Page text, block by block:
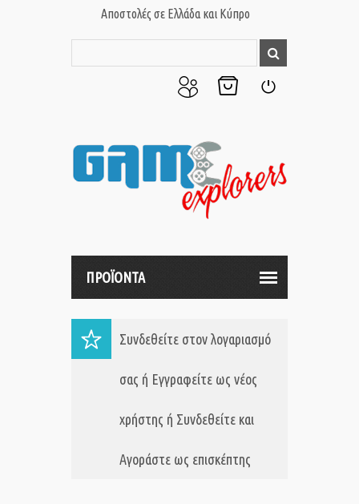
Αποστολές σε Ελλάδα και Κύπρο
μου
ΠΡΟΪΟΝΤΑ
Συνδεθείτε στον λογαριασμό
σας ή Εγγραφείτε ως νέος
χρήστης ή Συνδεθείτε και
Αγοράστε ως επισκέπτης